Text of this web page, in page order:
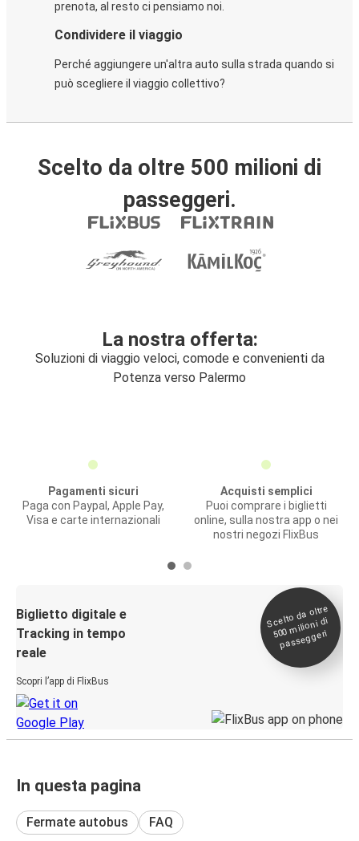
prenota, al resto ci pensiamo noi.
Condividere il viaggio
Perché aggiungere un'altra auto sulla strada quando si
può scegliere il viaggio collettivo?
Scelto da oltre 500 milioni di
passeggeri.
La nostra offerta:
Soluzioni di viaggio veloci, comode e convenienti da
Potenza verso Palermo
Pagamenti sicuri
Paga con Paypal, Apple Pay,
Visa e carte internazionali
Acquisti semplici
Puoi comprare i biglietti
online, sulla nostra app o nei
nostri negozi FlixBus
Biglietto digitale e
Tracking in tempo
reale
Scopri l’app di FlixBus
Scelto da oltre
500
milioni di
passeggeri
In questa pagina
Fermate autobus FAQ